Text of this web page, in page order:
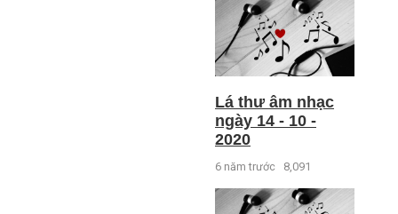
Lá thư âm nhạc
ngày 14 - 10 -
2020
6 năm trước 8,091